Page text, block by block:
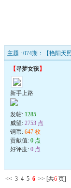
主题 : 074期：【艳阳天
【寻梦女孩】
新手上路
发帖: 1285
威望: 2753 点
铜币: 647 枚
贡献值: 0 点
好评度: 0 点
<< 3 4 5 6 >> [共6 页]